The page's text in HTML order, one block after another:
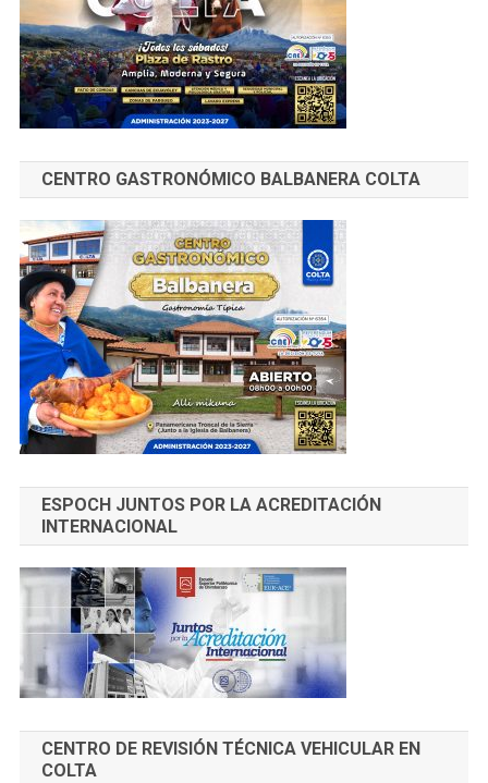
CENTRO GASTRONÓMICO BALBANERA COLTA
ESPOCH JUNTOS POR LA ACREDITACIÓN
INTERNACIONAL
CENTRO DE REVISIÓN TÉCNICA VEHICULAR EN
COLTA